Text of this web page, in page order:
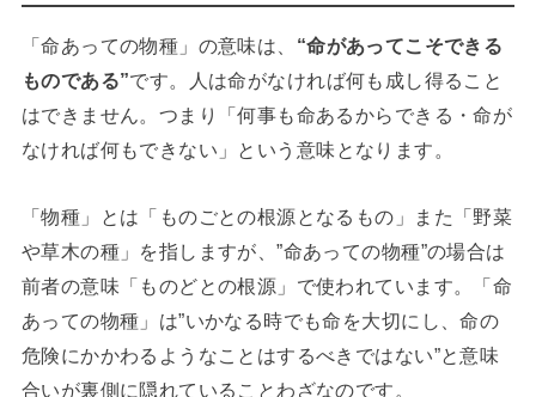
「命あっての物種」の意味は、 “命があってこそできる
ものである”です。人は命がなければ何も成し得ること
はできません。つまり「何事も命あるからできる・命が
なければ何もできない」 という意味となります。
「物種」とは「ものごとの根源となるもの」また「野菜
や草木の種」を指しますが、”命あっての物種”の場合は
前者の意味「ものどとの根源」で使われています。
「命
あっての物種」は”いかなる時でも命を大切にし、命の
危険にかかわるようなことはするべきではない”と意味
合いが裏側に隠れていることわざなのです。